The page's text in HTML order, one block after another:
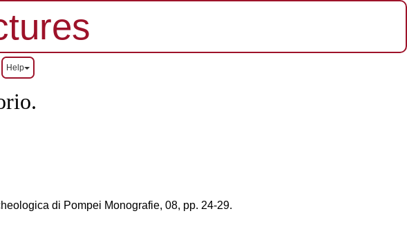
Help
di Pompei Monografie, 08, pp. 24-29.